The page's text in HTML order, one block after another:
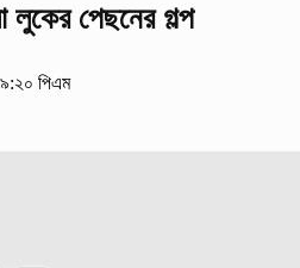
লুকের পেছনের গল্প
পিএম